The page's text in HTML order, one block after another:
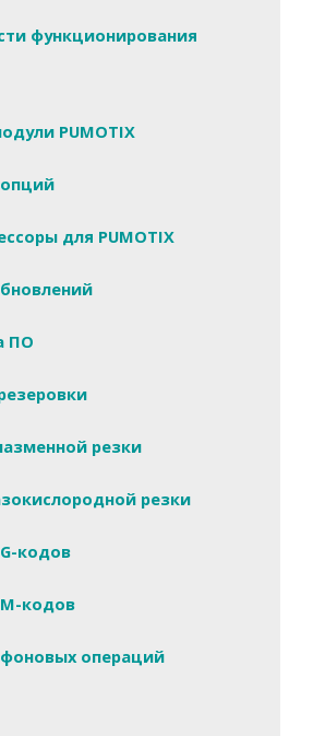
функционирования
PUMOTIX
для PUMOTIX
ПО
резки
резки
кодов
кодов
операций